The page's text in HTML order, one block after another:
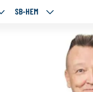
VÅRASB-HEM
SB-
SIDOR